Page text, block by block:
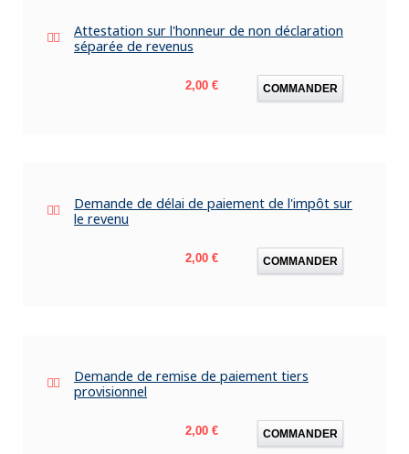
Attestation sur l'honneur de non déclaration
séparée de revenus
Prix
2,00 € COMMANDER
Demande de délai de paiement de l'impôt sur
le revenu
Prix
2,00 € COMMANDER
Demande de remise de paiement tiers
provisionnel
Prix
2,00 € COMMANDER